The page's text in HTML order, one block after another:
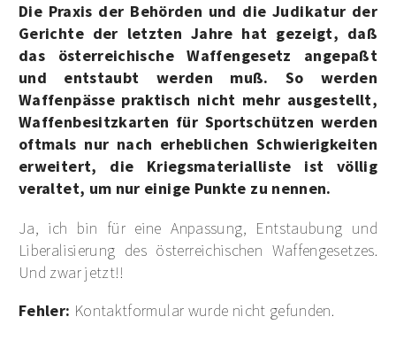
Die Praxis der Behörden und die Judikatur der
Gerichte der letzten Jahre hat gezeigt, daß
das österreichische Waffengesetz angepaßt
und entstaubt werden muß. So werden
Waffenpässe praktisch nicht mehr ausgestellt,
Waffenbesitzkarten für Sportschützen werden
oftmals nur nach erheblichen Schwierigkeiten
erweitert, die Kriegsmaterialliste ist völlig
veraltet, um nur einige Punkte zu nennen.
Ja, ich bin für eine Anpassung, Entstaubung und
Liberalisierung des österreichischen Waffengesetzes.
Und zwar jetzt!!
Fehler: Kontaktformular wurde nicht gefunden.